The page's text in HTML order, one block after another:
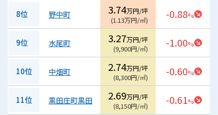
8位 野中町 3.74万円/坪
(1.13万円/㎡) -0.88%
9位 水尾町 3.27万円/坪
(9,900円/㎡) -1.00%
10位 中畑町 2.74万円/坪
(8,300円/㎡) -0.60%
11位 黒田庄町黒田 2.69万円/坪
(8,150円/㎡) -0.61%